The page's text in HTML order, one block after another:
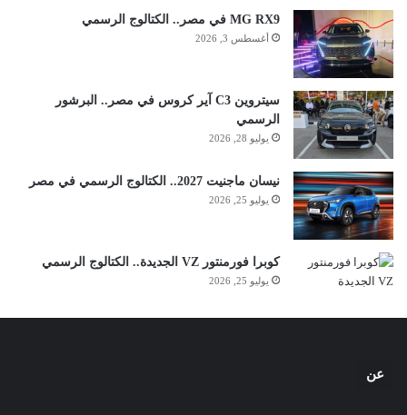
MG RX9 في مصر.. الكتالوج الرسمي
أغسطس 3, 2026
سيتروين C3 آير كروس في مصر.. البرشور
الرسمي
يوليو 28, 2026
نيسان ماجنيت 2027.. الكتالوج الرسمي في مصر
يوليو 25, 2026
كوبرا فورمنتور VZ الجديدة.. الكتالوج الرسمي
يوليو 25, 2026
عن